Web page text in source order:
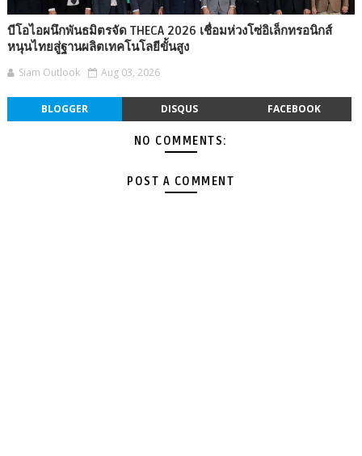
บีโอไอผนึกพันธมิตรจัด THECA 2026 เชื่อมห่วงโซ่อิเล็กทรอนิกส์
หนุนไทยสู่ฐานผลิตเทคโนโลยีขั้นสูง
Siam Outlook Aug 03, 2026
BLOGGER DISQUS FACEBOOK
NO COMMENTS:
POST A COMMENT